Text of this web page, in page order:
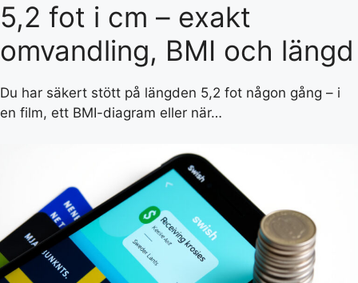
5,2 fot i cm – exakt
omvandling, BMI och längd
Du har säkert stött på längden 5,2 fot någon gång – i
en film, ett BMI-diagram eller när…